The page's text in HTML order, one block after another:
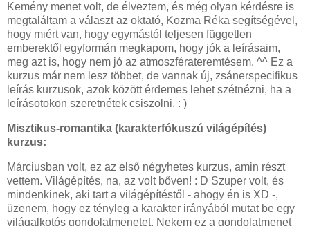
Kemény menet volt, de élveztem, és még olyan kérdésre is
megtaláltam a választ az oktató, Kozma Réka segítségével,
hogy miért van, hogy egymástól teljesen független
emberektől egyformán megkapom, hogy jók a leírásaim,
meg azt is, hogy nem jó az atmoszférateremtésem. ^^ Ez a
kurzus már nem lesz többet, de vannak új, zsánerspecifikus
leírás kurzusok, azok között érdemes lehet szétnézni, ha a
leírásotokon szeretnétek csiszolni. : )
Misztikus-romantika (karakterfókuszú világépítés)
kurzus:
Márciusban volt, ez az első négyhetes kurzus, amin részt
vettem. Világépítés, na, az volt bőven! : D Szuper volt, és
mindenkinek, aki tart a világépítéstől - ahogy én is XD -,
üzenem, hogy ez tényleg a karakter irányából mutat be egy
világalkotós gondolatmenetet. Nekem ez a gondolatmenet